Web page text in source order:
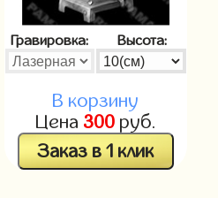
Гравировка: Высота:
В корзину
Цена 300руб.
Заказ в 1 клик